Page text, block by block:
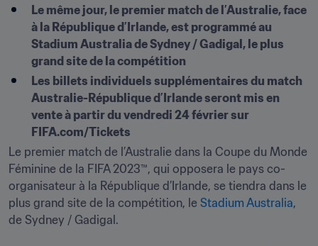
Le même jour, le premier match de l’Australie, face
à la République d’Irlande, est programmé au
Stadium Australia de Sydney / Gadigal, le plus
grand site de la compétition
Les billets individuels supplémentaires du match
Australie-République d’Irlande seront mis en
vente à partir du vendredi 24 février sur
FIFA.com/Tickets
Le premier match de l’Australie dans la Coupe du Monde
Féminine de la FIFA 2023™, qui opposera le pays co-
organisateur à la République d’Irlande, se tiendra dans le
plus grand site de la compétition, le Stadium Australia,
de Sydney / Gadigal.